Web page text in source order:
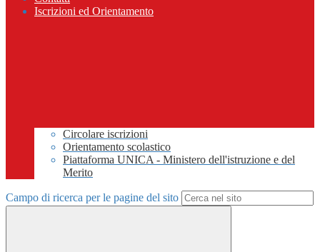
Iscrizioni ed Orientamento
Circolare iscrizioni
Orientamento scolastico
Piattaforma UNICA - Ministero dell'istruzione e del
Merito
Campo di ricerca per le pagine del sito